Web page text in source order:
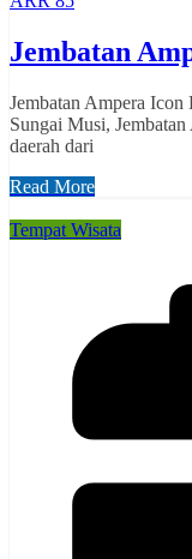
Jembatan
Jembatan Ampera
Sungai Musi,
daerah dari
Read More
Tempat Wisata